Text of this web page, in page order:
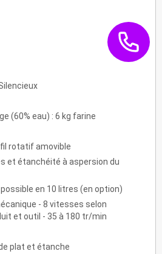
(60% eau) : 6 kg farine
rotatif amovible
et étanchéité à aspersion du
en 10 litres (en option)
- 8 vitesses selon
et outil - 35 à 180 tr/min
plat et étanche